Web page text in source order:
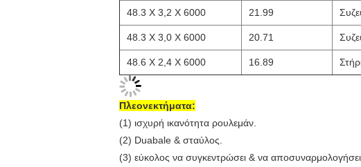
48.3 X 3,2 X 6000 21.99
48.3 X 3,0 X 6000 20.71
48.6 X 2,4 X 6000 16.89
Πλεονεκτήματα:
(1) ισχυρή ικανότητα ρουλεμάν.
(2) Duabale & σταύλος.
(3) εύκολος να συγκεντρώσει & να αποσυναρμολογήσει.